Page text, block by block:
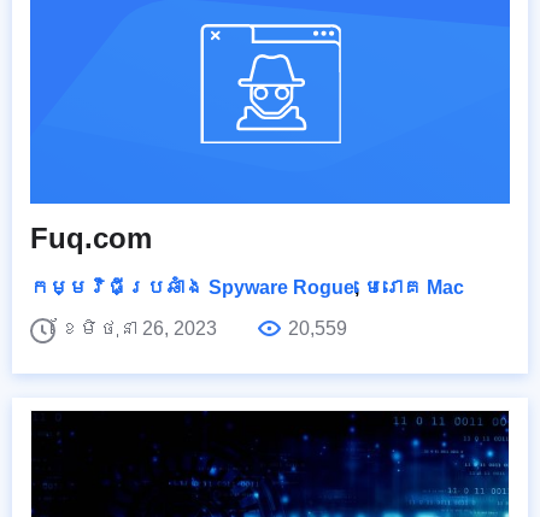
Fuq.com
កម្មវិធីប្រឆាំង Spyware Rogue, មេរោគ Mac
ខែមិថុនា 26, 2023
20,559